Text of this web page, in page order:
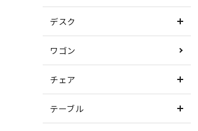
デスク
ワゴン
チェア
テーブル